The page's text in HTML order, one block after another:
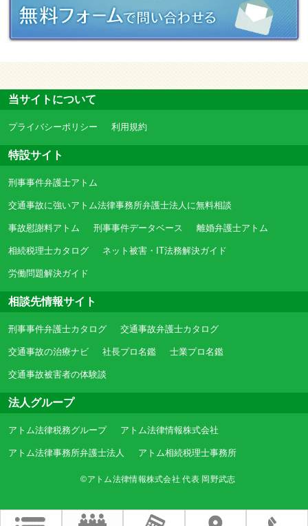
当サイトについて
プライバシーポリシー 利用規約
特設サイト
刑事事件弁護士アトム
交通事故に強いアトム法律事務所弁護士法人に無料相談
事故慰謝料アトム 刑事事件データベース 離婚弁護士アトム
相続税理士カタログ ネット被害・IT法務解決ガイド
労働問題解決ガイド
相談先情報サイト
刑事事件弁護士カタログ 交通事故弁護士カタログ
交通事故の治療ナビ 社長プロ名鑑 士業プロ名鑑
交通事故被害者の体験談
法人グループ
アトム法律税務グループ アトム法律情報株式会社
アトム法律事務所弁護士法人 アトム相続税理士事務所
©アトム法律情報株式会社 代表 岡野武志